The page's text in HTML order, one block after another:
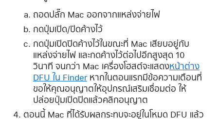
ถอดปลั๊ก Mac ออกจากแหล่งจ่ายไฟ
กดปุ่มเปิด/ปิดค้างไว้
กดปุ่มเปิดปิดค้างไว้ในขณะที่ Mac เสียบอยู่กับ
แหล่งจ่ายไฟ และกดค้างไว้ต่อไปอีกสูงสุด 10
วินาที จนกว่า Mac เครื่องโฮสต์จะแสดงหน้าต่าง
DFU ใน Finderหากในตอนแรกมีข้อความเตือนที่
ขอให้คุณอนุญาตให้อุปกรณ์เสริมเชื่อมต่อ ให้
ปล่อยปุ่มเปิดปิดแล้วคลิกอนุญาต
ตอนนี้ Mac ที่ได้รับผลกระทบจะอยู่ในโหมด DFU แล้ว